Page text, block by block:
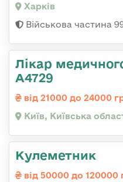
Харків
Військова частина
Лікар
А4729
від 21000 до 24000
Київ, Київська
Кулеметник
від 50000 до 120000